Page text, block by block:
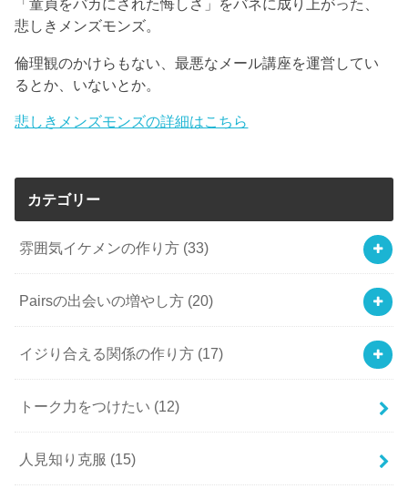
「童貞をバカにされた悔しさ」をバネに成り上がった、
悲しきメンズモンズ。
倫理観のかけらもない、最悪なメール講座を運営してい
るとか、いないとか。
悲しきメンズモンズの詳細はこちら
カテゴリー
雰囲気イケメンの作り方 (33)
Pairsの出会いの増やし方 (20)
イジり合える関係の作り方 (17)
トーク力をつけたい (12)
人見知り克服 (15)